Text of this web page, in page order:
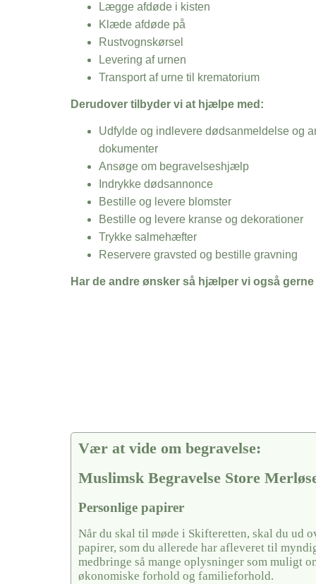
Lægge afdøde i kisten
Klæde afdøde på
Rustvognskørsel
Levering af urnen
Transport af urne til krematorium
Derudover tilbyder vi at hjælpe med:
Udfylde og indlevere dødsanmeldelse og
dokumenter
Ansøge om begravelseshjælp
Indrykke dødsannonce
Bestille og levere blomster
Bestille og levere kranse og dekorationer
Trykke salmehæfter
Reservere gravsted og bestille gravning
Har de andre ønsker så hjælper vi også gerne
Vær at vide om begravelse:
Muslimsk Begravelse Store
Personlige papirer
Når du skal til møde i Skifteretten, skal du ud
papirer, som du allerede har afleveret til
medbringe så mange oplysninger som muligt
økonomiske forhold og familieforhold.